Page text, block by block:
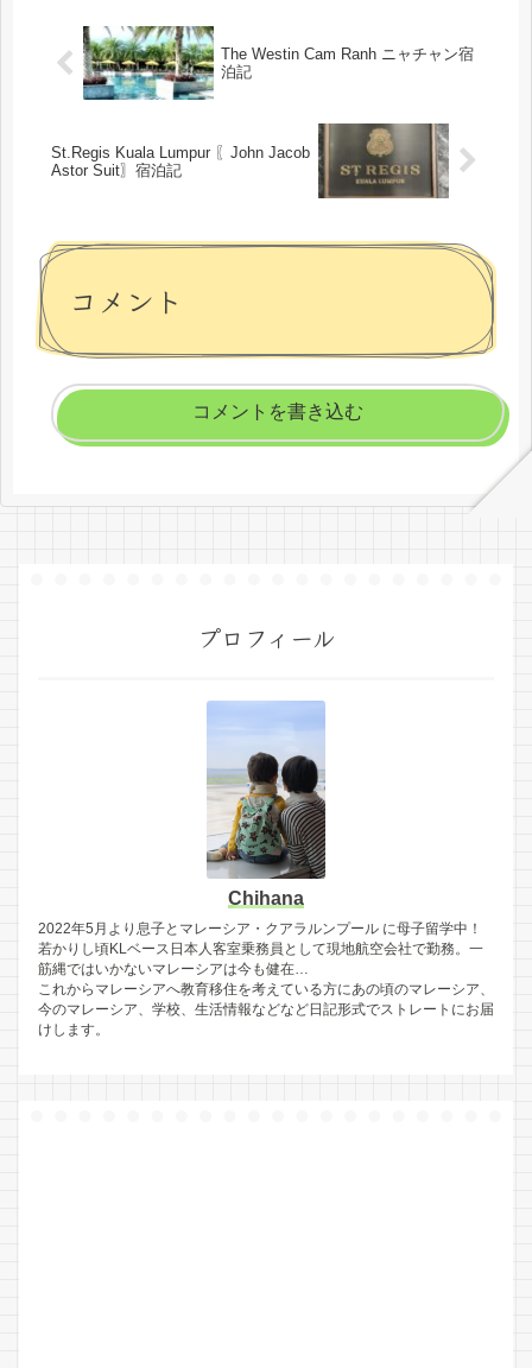
The Westin Cam Ranh ニャチャン宿
泊記
St.Regis Kuala Lumpur 〖John Jacob
Astor Suit〗宿泊記
コメント
コメントを書き込む
プロフィール
Chihana
2022年5月より息子とマレーシア・クアラルンプール に母子留学中！
若かりし頃KLベース日本人客室乗務員として現地航空会社で勤務。一
筋縄ではいかないマレーシアは今も健在…
これからマレーシアへ教育移住を考えている方にあの頃のマレーシア、
今のマレーシア、学校、生活情報などなど日記形式でストレートにお届
けします。